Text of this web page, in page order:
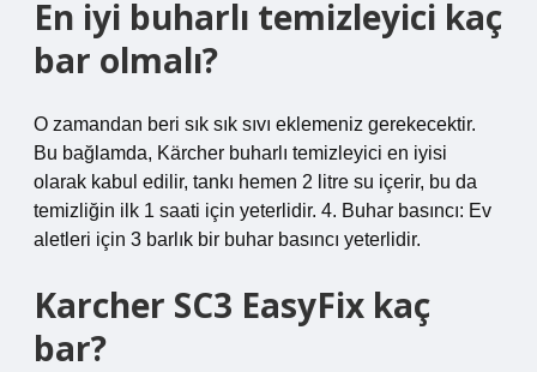
En iyi buharlı temizleyici kaç
bar olmalı?
O zamandan beri sık sık sıvı eklemeniz gerekecektir.
Bu bağlamda, Kärcher buharlı temizleyici en iyisi
olarak kabul edilir, tankı hemen 2 litre su içerir, bu da
temizliğin ilk 1 saati için yeterlidir. 4. Buhar basıncı: Ev
aletleri için 3 barlık bir buhar basıncı yeterlidir.
Karcher SC3 EasyFix kaç
bar?